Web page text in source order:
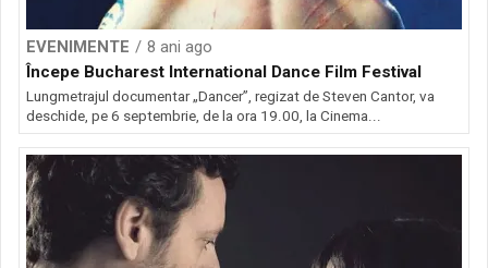
EVENIMENTE
8 ani ago
Începe Bucharest International Dance Film Festival
Lungmetrajul documentar „Dancer”, regizat de Steven Cantor, va
deschide, pe 6 septembrie, de la ora 19.00, la Cinema...